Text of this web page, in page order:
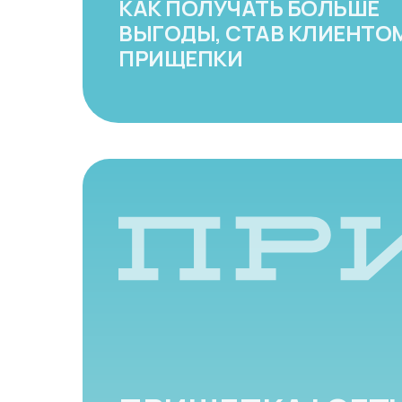
КАК ПОЛУЧАТЬ БОЛЬШЕ
ВЫГОДЫ, СТАВ
ПРИЩЕПКИ